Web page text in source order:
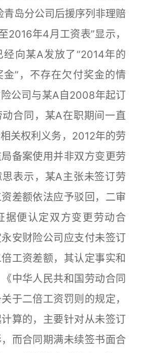
青岛分公司后援序列非理赔
2016年4月工资表”显示，
经向某A发放了“2014年的
”，不存在欠付奖金的情
公司与某A自2008年起订
合同，某A在职期间一直
关权利义务，2012年的劳
备案使用并非双方变更劳
表示，某A主张未签订劳
差额依法应予驳回，二审
据便认定双方变更劳动合
安财险公司应支付未签订
工资差额，其认定事实和
中华人民共和国劳动合同
于二倍工资罚则的规定，
算的，主要针对从未签订
而合同期满未续签书面合